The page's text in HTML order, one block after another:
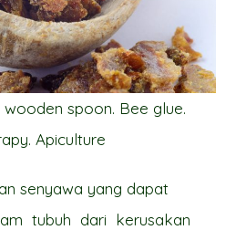
spoon. Bee glue.
Apiculture
senyawa yang dapat
tubuh dari kerusakan